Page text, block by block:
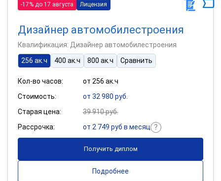
-17% до 17 августа Лицензия
Дизайнер автомобилестроения
Квалификация: Дизайнер автомобилестроения
256 ак.ч
400 ак.ч 800 ак.ч Сравнить
Кол-во часов:
от 256 ак.ч
Стоимость:
от 32 980 руб.
Старая цена:
39 910 руб.
Рассрочка:
от 2 749 руб в месяц
Получить диплом
Подробнее